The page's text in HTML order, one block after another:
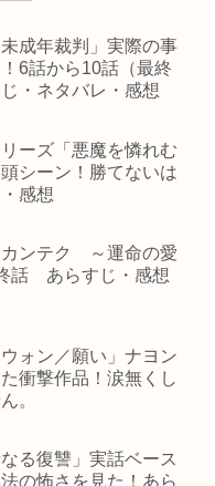
成年裁判」実際の事
6話から10話（最終
・ネタバレ・感想
ーズ「悪魔を憐れむ
シーン！勝てないは
感想
カンテク ～運命の愛
話 あらすじ・感想
ォン／願い」ナヨン
衝撃作品！涙無くし
。
る復讐」実話ベース
の怖さを見た！あら